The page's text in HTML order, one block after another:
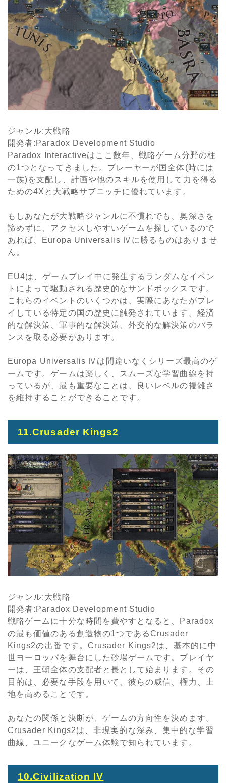
ジャンル:大戦略
開発者:Paradox Development Studio
Paradox Interactiveはここ数年、戦略ゲーム分野の柱
の1つとなってきました。プレーヤーが国全体(時には
一族)を支配し、計画や他のスキルを使用して力を得る
ための4X と大戦略サブニッチに優れています。
もしあなたが大戦略ジャンルに不慣れでも、奥深さを
諦めずに、アクセスしやすいゲームを探しているので
あれば、Europa Universalis Ⅳ に勝るものはありませ
ん。
EU4は、ゲームプレイ中に発生するランダムなイベン
トによって駆動される歴史的なサンドボックスです。
これらのイベントのいくつかは、実際にあなたがプレ
イしている特定の国の歴史に触発されています。経済
的な解決策、軍事的な解決策、外交的な解決策のバラ
ンスを取る必要があります。
Europa Universalis Ⅳ は間違いなくシリーズ最高のゲ
ームです。ゲームは楽しく、スムーズな学習曲線を持
っているが、最も重要なことは、良いレベルの複雑さ
を維持することができることです。
11.Crusader Kings2
ジャンル:大戦略
開発者:Paradox Development Studio
戦略ゲームに十分な時間を費やすとなると、 Paradox
の最も価値のある創造物の1つであるCrusader
Kings2の出番です。 Crusader Kings2は、基本的に中
世ヨーロッパを舞台にした砂場ゲームです。プレイヤ
ーは、王朝全体の支配者と長として始まります。その
目的は、必要な手段を用いて、彼らの威信、権力、土
地を高めることです。
あなたの関係と決断が、ゲームの方向性を決めます。
Crusader Kings2は、非現実的な深み、集中的な学習
曲線、ユニークなゲーム体験で知られています。
10.Civilization IV